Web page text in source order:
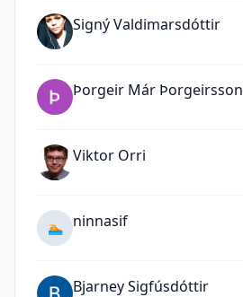
Signý Valdimarsdóttir
Þorgeir Már Þorgeirsson
Viktor Orri
🏊 ninnasif
Bjarney Sigfúsdóttir